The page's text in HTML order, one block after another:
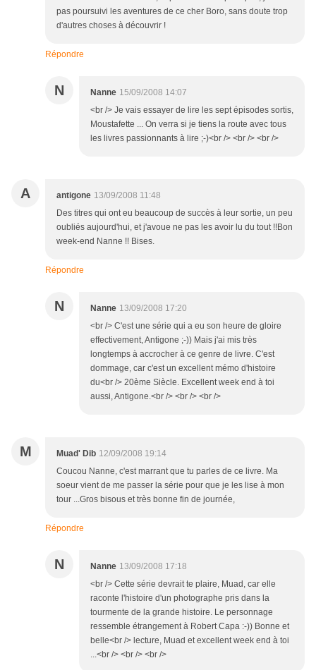
pas poursuivi les aventures de ce cher Boro, sans doute trop
d'autres choses à découvrir !
Répondre
N Nanne 15/09/2008 14:07
<br /> Je vais essayer de lire les sept épisodes sortis,
Moustafette ... On verra si je tiens la route avec tous
les livres passionnants à lire ;-)<br /> <br /> <br />
A antigone 13/09/2008 11:48
Des titres qui ont eu beaucoup de succès à leur sortie, un peu
oubliés aujourd'hui, et j'avoue ne pas les avoir lu du tout !!Bon
week-end Nanne !! Bises.
Répondre
N Nanne 13/09/2008 17:20
<br /> C'est une série qui a eu son heure de gloire
effectivement, Antigone ;-)) Mais j'ai mis très
longtemps à accrocher à ce genre de livre. C'est
dommage, car c'est un excellent mémo d'histoire
du<br /> 20ème Siècle. Excellent week end à toi
aussi, Antigone.<br /> <br /> <br />
M Muad' Dib 12/09/2008 19:14
Coucou Nanne, c'est marrant que tu parles de ce livre. Ma
soeur vient de me passer la série pour que je les lise à mon
tour ...Gros bisous et très bonne fin de journée,
Répondre
N Nanne 13/09/2008 17:18
<br /> Cette série devrait te plaire, Muad, car elle
raconte l'histoire d'un photographe pris dans la
tourmente de la grande histoire. Le personnage
ressemble étrangement à Robert Capa :-)) Bonne et
belle<br /> lecture, Muad et excellent week end à toi
...<br /> <br /> <br />